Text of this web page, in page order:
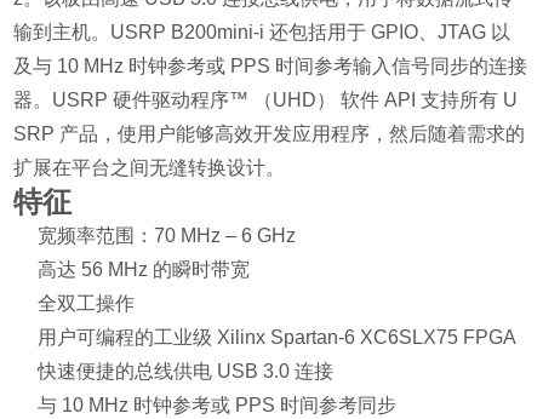
输到主机。USRP B200mini-i 还包括用于 GPIO、JTAG 以
及与 10 MHz 时钟参考或 PPS 时间参考输入信号同步的连接
器。USRP 硬件驱动程序™ （UHD） 软件 API 支持所有 U
SRP 产品，使用户能够高效开发应用程序，然后随着需求的
扩展在平台之间无缝转换设计。
特征
宽频率范围：70 MHz – 6 GHz
高达 56 MHz 的瞬时带宽
全双工操作
用户可编程的工业级 Xilinx Spartan-6 XC6SLX75 FPGA
快速便捷的总线供电 USB 3.0 连接
与 10 MHz 时钟参考或 PPS 时间参考同步